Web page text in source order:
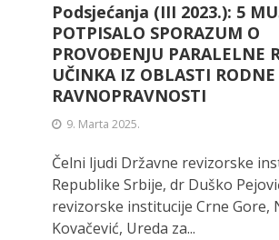
Podsjećanja (III 2023.): 5
POTPISALO SPORAZUM O
PROVOĐENJU PARALELNE
UČINKA IZ OBLASTI RODNE
RAVNOPRAVNOSTI
9. Marta 2025.
Čelni ljudi Državne revizorske
Republike Srbije, dr Duško
revizorske institucije Crne Gore,
Kovačević, Ureda za...